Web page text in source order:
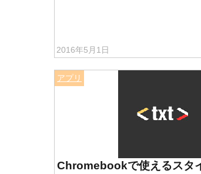
2016年5月1日
アプリ
Chromebookで使えるスタ